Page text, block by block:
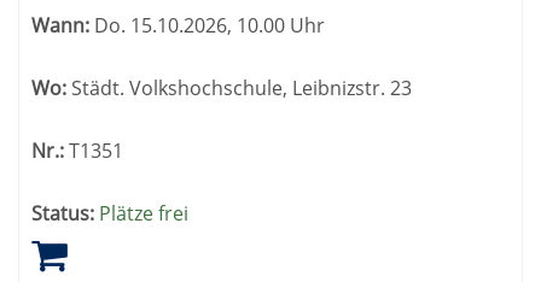
Wann: Do. 15.10.2026, 10.00 Uhr
Wo:Städt. Volkshochschule, Leibnizstr. 23
Nr.:T1351
Status: Plätze frei